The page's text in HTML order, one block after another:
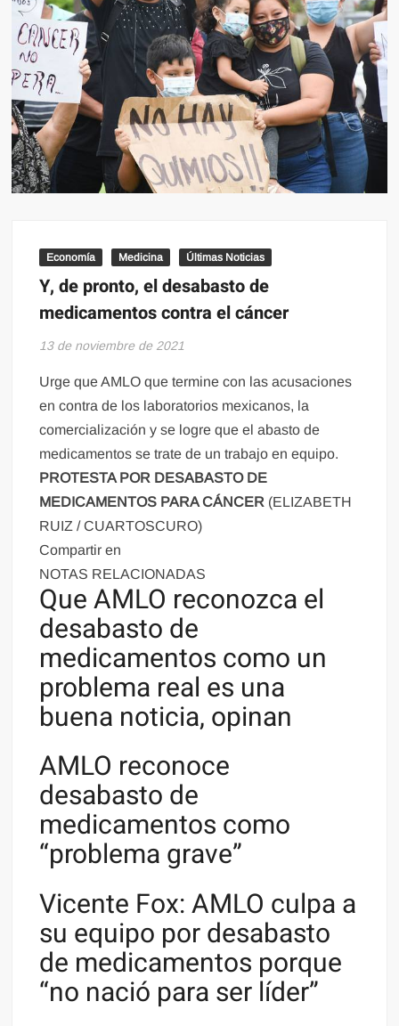
Economía Medicina Últimas Noticias
Y, de pronto, el desabasto de
medicamentos contra el cáncer
13 de noviembre de 2021
Urge que AMLO que termine con las acusaciones
en contra de los laboratorios mexicanos, la
comercialización y se logre que el abasto de
medicamentos se trate de un trabajo en equipo.
PROTESTA POR DESABASTO DE
MEDICAMENTOS PARA CÁNCER (ELIZABETH
RUIZ / CUARTOSCURO)
Compartir en
NOTAS RELACIONADAS
Que AMLO reconozca el
desabasto de
medicamentos como un
problema real es una
buena noticia, opinan
AMLO reconoce
desabasto de
medicamentos como
“problema grave”
Vicente Fox: AMLO culpa a
su equipo por desabasto
de medicamentos porque
“no nació para ser líder”